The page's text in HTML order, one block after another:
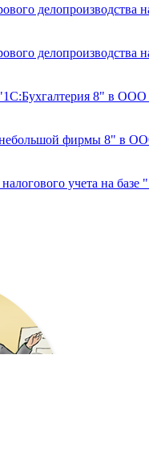
8" в
фирмы 8" в
учета на